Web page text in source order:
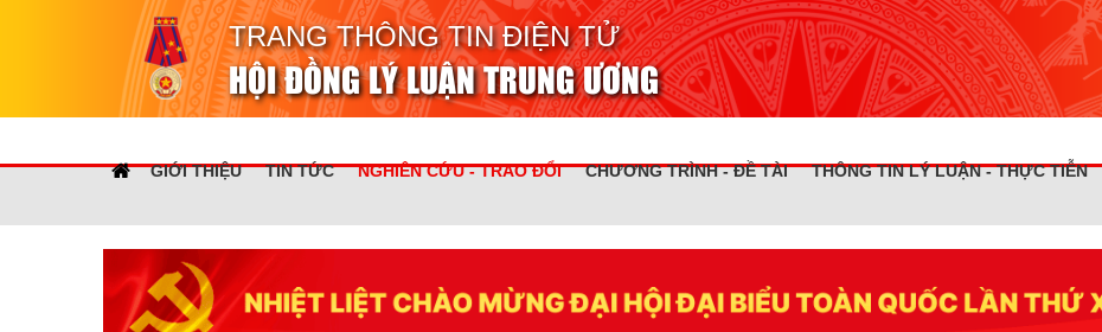
TRANG THÔNG TIN ĐIỆN TỬ
HỘI ĐỒNG LÝ LUẬN TRUNG ƯƠNG
GIỚI THIỆU TIN TỨC NGHIÊN CỨU - TRAO ĐỔI CHƯƠNG TRÌNH - ĐỀ TÀI THÔNG TIN LÝ LUẬN - THỰC TIỄN